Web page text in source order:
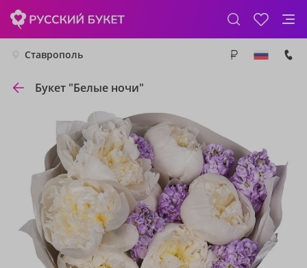
Ставрополь
Букет "Белые ночи"